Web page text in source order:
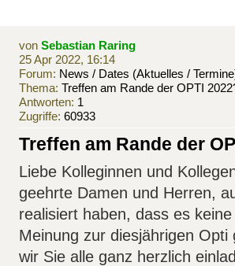
von Sebastian Raring
25 Apr 2022, 16:14
Forum: News / Dates (Aktuelles /
Thema: Treffen am Rande der OPTI
Antworten: 1
Zugriffe: 60933
Treffen am Rande der
Liebe Kolleginnen und
geehrte Damen und Herren,
realisiert haben, dass es
Meinung zur diesjährigen Opti
wir Sie alle ganz herzlich